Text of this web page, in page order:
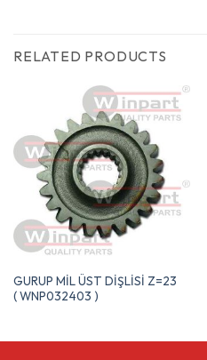
RELATED PRODUCTS
GURUP MİL ÜST DİŞLİSİ Z=23
( WNP032403 )